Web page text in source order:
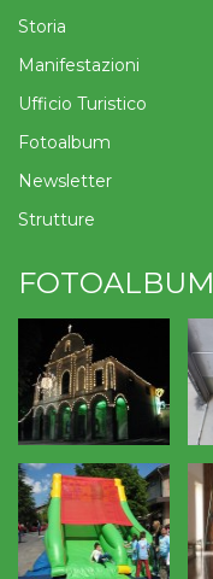
Storia
Manifestazioni
Ufficio Turistico
Fotoalbum
Newsletter
Strutture
FOTOALBUM